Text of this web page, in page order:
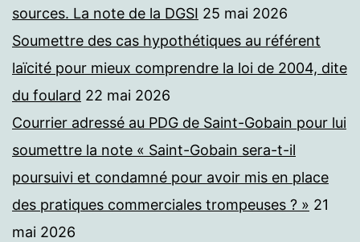
sources. La note de la DGSI 25 mai 2026
Soumettre des cas hypothétiques au référent
laïcité pour mieux comprendre la loi de 2004, dite
du foulard 22 mai 2026
Courrier adressé au PDG de Saint-Gobain pour lui
soumettre la note « Saint-Gobain sera-t-il
poursuivi et condamné pour avoir mis en place
des pratiques commerciales trompeuses ? » 21
mai 2026